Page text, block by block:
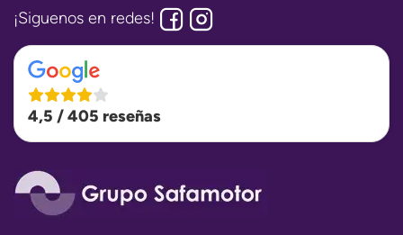
¡Siguenos en redes!
4,5 / 405 reseñas